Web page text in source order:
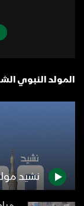
المولد النبوي